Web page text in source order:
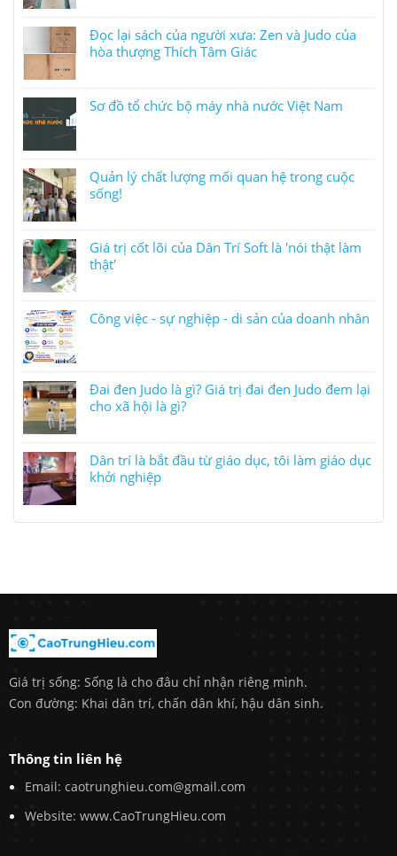
Đọc lại sách của người xưa: Zen và Judo của
hòa thượng Thích Tâm Giác
Sơ đồ tổ chức bộ máy nhà nước Việt Nam
Quản lý chất lượng mối quan hệ trong cuộc
sống!
Giá trị cốt lõi của Dân Trí Soft là 'nói thật làm
thật'
Công việc - sự nghiệp - di sản của doanh nhân
Đai đen Judo là gì? Giá trị đai đen Judo đem lại
cho xã hội là gì?
Dân trí là bắt đầu từ giáo dục, tôi làm giáo dục
khởi nghiệp
Giá trị sống: Sống là cho đâu chỉ nhận riêng mình.
Con đường: Khai dân trí, chấn dân khí, hậu dân sinh.
Thông tin liên hệ
Email: caotrunghieu.com@gmail.com
Website: www.CaoTrungHieu.com